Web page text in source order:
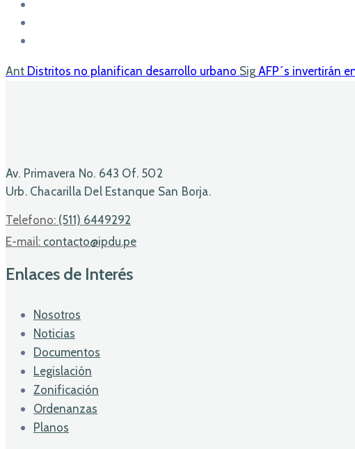
Ant Distritos no planifican desarrollo urbano Sig AFP´s invertirán
Av. Primavera No. 643 Of. 502
Urb. Chacarilla Del Estanque San Borja.
Telefono: (511) 6449292
E-mail: contacto@ipdu.pe
Enlaces de Interés
Nosotros
Noticias
Documentos
Legislación
Zonificación
Ordenanzas
Planos